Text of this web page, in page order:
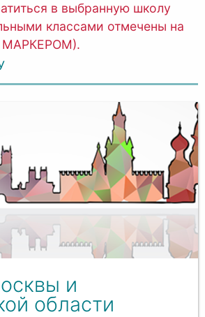
в выбранную школу
классами отмечены на
МАРКЕРОМ).
и
области